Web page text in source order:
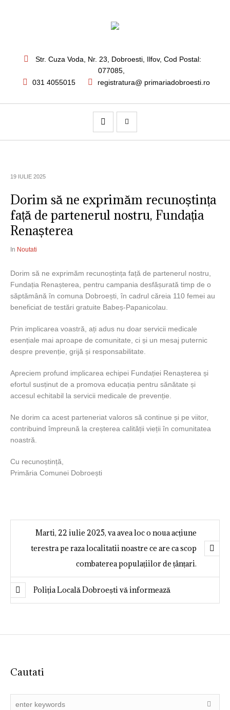
Str. Cuza Voda, Nr. 23 Dobroesti, Ilfov, Cod Postal:
077085,
031 4055015
registratura@ primariadobroesti.ro
19 IULIE 2025
Dorim să ne exprimăm recunoștința
față de partenerul nostru, Fundația
Renașterea
In Noutati
Dorim să ne exprimăm recunoștința față de partenerul nostru,
Fundația Renașterea, pentru campania desfășurată timp de o
săptămână în comuna Dobroești, în cadrul căreia 110 femei au
beneficiat de testări gratuite Babeș-Papanicolau.
Prin implicarea voastră, ați adus nu doar servicii medicale
esențiale mai aproape de comunitate, ci și un mesaj puternic
despre prevenție, grijă și responsabilitate.
Apreciem profund implicarea echipei Fundației Renașterea și
efortul susținut de a promova educația pentru sănătate și
accesul echitabil la servicii medicale de prevenție.
Ne dorim ca acest parteneriat valoros să continue și pe viitor,
contribuind împreună la creșterea calității vieții în comunitatea
noastră.
Cu recunoștință,
Primăria Comunei Dobroești
Marti, 22 iulie 2025, va avea loc o noua acțiune
terestra pe raza localitatii noastre ce are ca scop
combaterea populațiilor de țânțari.
Poliția Locală Dobroești vă informează
Cautati